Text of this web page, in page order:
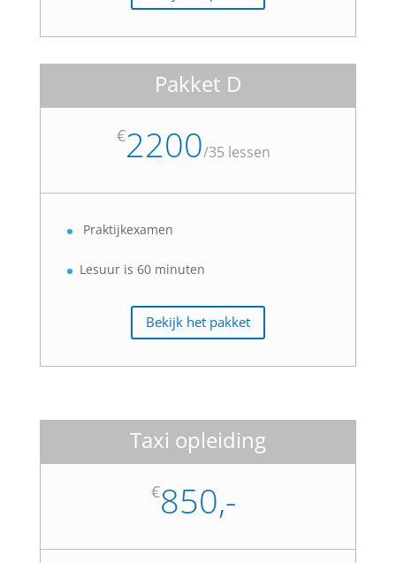
Pakket D
€2200/35 lessen
Praktijkexamen
Lesuur is 60 minuten
Bekijk het pakket
Taxi opleiding
€850,-